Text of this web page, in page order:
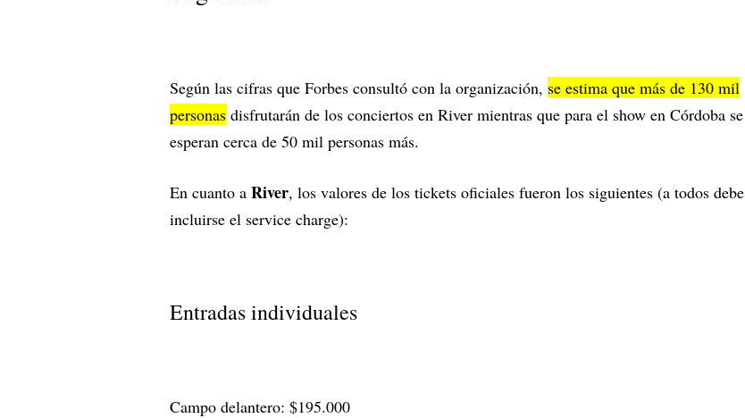
Según las cifras que Forbes consultó con la organización, se estima que más de 130 mil
personas disfrutarán de los conciertos en River mientras que para el show en Córdoba se
esperan cerca de 50 mil personas más.
En cuanto a River, los valores de los tickets oficiales fueron los siguientes (a todos debe
incluirse el service charge):
Entradas individuales
Campo delantero: $195.000